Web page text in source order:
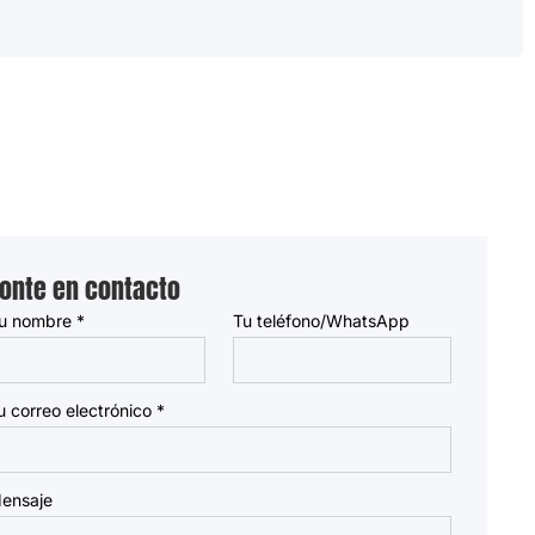
en contacto
nombre * Tu teléfono/WhatsApp
correo electrónico *